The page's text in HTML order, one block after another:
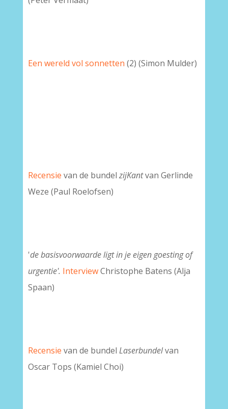
Een wereld vol sonnetten (2) (Simon Mulder)
Recensie van de bundel zijKantvan Gerlinde
Weze (Paul Roelofsen)
'de basisvoorwaarde ligt in je eigen goesting of
urgentie'. InterviewChristophe Batens (Alja
Spaan)
Recensie van de bundel Laserbundelvan
Oscar Tops (Kamiel Choi)